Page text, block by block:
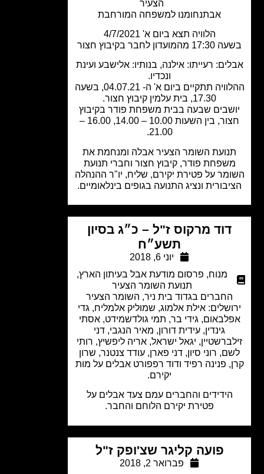
אבתנחומנו למשפחה המורחבת
הלוויה תצא ביום א' 4/7/2021
רעייתו: אילנה, בנותיו: אלישבע ועינת
ההלוויה תתקיים ביום א' ה- 04.07.21, בשעה
שבעה בבית משפחת פודר בקיבוץ
חצור, בין השעות 10.00 – 14.00, 16.00 –
השומר הצעיר אבלה ומנחמת את
פודר, קיבוץ חצור וחברי תנועת
על פטירת יקירם, שליח, יו"ר ההנהלה
ונציג התנועה בגופים בינלאומיים.
דוד מרקוס ז"ל – כ״ג בסיון
תשע״ח
מנוח, פרסום מודעת אבל בעיתון הארץ,
תנועת השומר הצעיר
החברים בגדוד בית ניר, השומר הצעיר
אילת אלמוג, שמוליק אלמליח, גדי
גידי בר, תמי גולדשמידט, אסתי
גינדין, עידית דורון, מאיר הנגבי, דני
יגאל ישראל, אריה ליפשיץ, רותי
רוני סיון, דני פארן, עודד צנטנר, שרון
פנינה רפיד ודוד רפפורט אבלים על מות
הידידים והחברים עמם צעד אבלים על
פטירת יקירם הלוחם והחבר.
פועה קליגר שצ'ופק ז"ל
פברואר 2, 2018